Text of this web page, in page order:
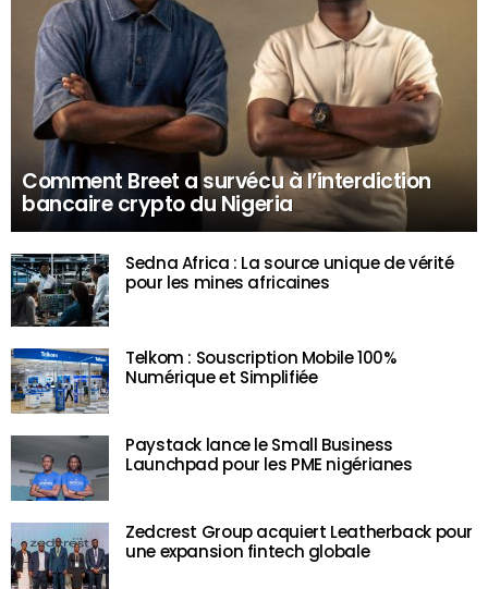
Comment Breet a survécu à l’interdiction
bancaire crypto du Nigeria
Sedna Africa : La source unique de vérité
pour les mines africaines
Telkom : Souscription Mobile 100%
Numérique et Simplifiée
Paystack lance le Small Business
Launchpad pour les PME nigérianes
Zedcrest Group acquiert Leatherback pour
une expansion fintech globale